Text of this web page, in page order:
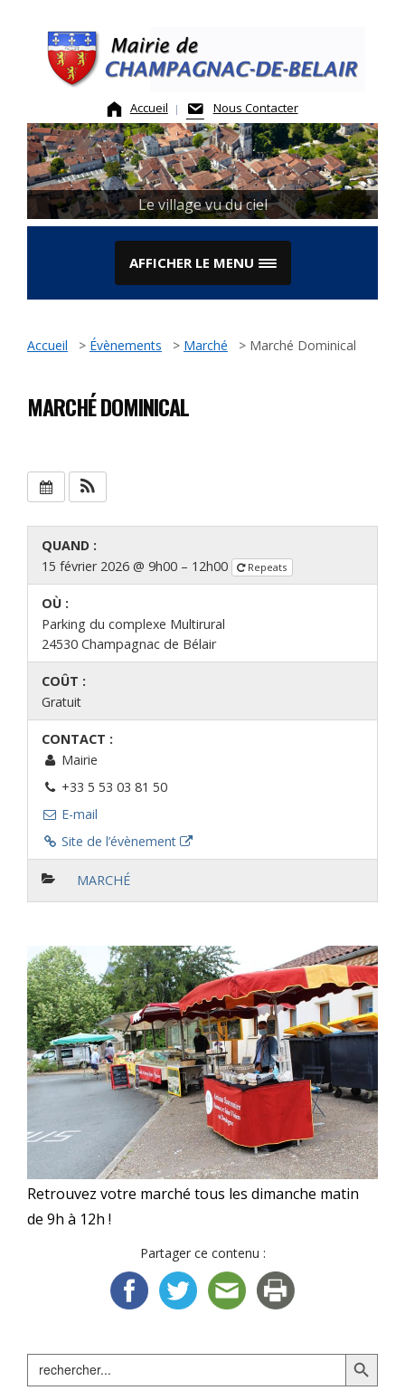
content
Accueil Nous Contacter
Le village vu du ciel
AFFICHER LE MENU
Accueil > Évènements > Marché > Marché Dominical
Search Search Button
MARCHÉ DOMINICAL
QUAND :
15 février 2026 @ 9h00 – 12h00
Repeats
OÙ :
Parking du complexe Multirural
24530 Champagnac de Bélair
COÛT :
Gratuit
CONTACT :
Mairie
+33 5 53 03 81 50
E-mail
Site de l’évènement
MARCHÉ
Retrouvez votre marché tous les dimanche matin
de 9h à 12h !
Partager ce contenu :